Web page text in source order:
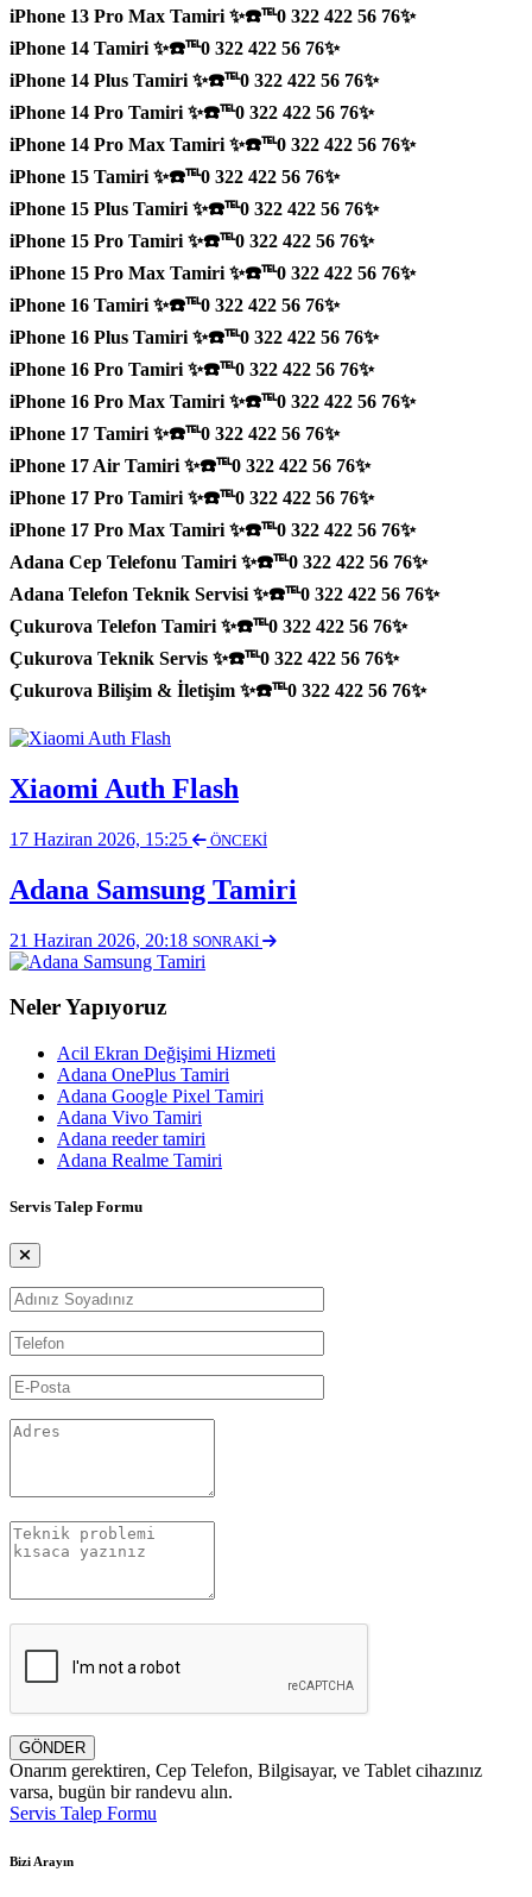
iPhone 13 Pro Max Tamiri ✨☎️℡0 322 422 56 76✨
iPhone 14 Tamiri ✨☎️℡0 322 422 56 76✨
iPhone 14 Plus Tamiri ✨☎️℡0 322 422 56 76✨
iPhone 14 Pro Tamiri ✨☎️℡0 322 422 56 76✨
iPhone 14 Pro Max Tamiri ✨☎️℡0 322 422 56 76✨
iPhone 15 Tamiri ✨☎️℡0 322 422 56 76✨
iPhone 15 Plus Tamiri ✨☎️℡0 322 422 56 76✨
iPhone 15 Pro Tamiri ✨☎️℡0 322 422 56 76✨
iPhone 15 Pro Max Tamiri ✨☎️℡0 322 422 56 76✨
iPhone 16 Tamiri ✨☎️℡0 322 422 56 76✨
iPhone 16 Plus Tamiri ✨☎️℡0 322 422 56 76✨
iPhone 16 Pro Tamiri ✨☎️℡0 322 422 56 76✨
iPhone 16 Pro Max Tamiri ✨☎️℡0 322 422 56 76✨
iPhone 17 Tamiri ✨☎️℡0 322 422 56 76✨
iPhone 17 Air Tamiri ✨☎️℡0 322 422 56 76✨
iPhone 17 Pro Tamiri ✨☎️℡0 322 422 56 76✨
iPhone 17 Pro Max Tamiri ✨☎️℡0 322 422 56 76✨
Adana Cep Telefonu Tamiri ✨☎️℡0 322 422 56 76✨
Adana Telefon Teknik Servisi ✨☎️℡0 322 422 56 76✨
Çukurova Telefon Tamiri ✨☎️℡0 322 422 56 76✨
Çukurova Teknik Servis ✨☎️℡0 322 422 56 76✨
Çukurova Bilişim & İletişim ✨☎️℡0 322 422 56 76✨
Xiaomi Auth Flash
17 Haziran 2026, 15:25 ÖNCEKİ
Adana Samsung Tamiri
21 Haziran 2026, 20:18 SONRAKİ
Neler Yapıyoruz
Acil Ekran Değişimi Hizmeti
Adana OnePlus Tamiri
Adana Google Pixel Tamiri
Adana Vivo Tamiri
Adana reeder tamiri
Adana Realme Tamiri
Servis Talep Formu
GÖNDER
Onarım gerektiren, Cep Telefon, Bilgisayar, ve Tablet cihazınız
varsa, bugün bir randevu alın.
Servis Talep Formu
Bizi Arayın